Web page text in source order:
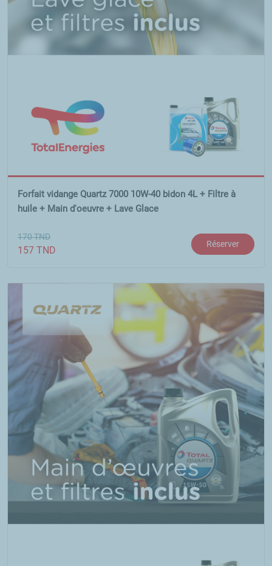
Forfait vidange Quartz 7000 10W-40 bidon 4L + Filtre à
huile + Main d'oeuvre + Lave Glace
170TND
157 TND
Réserver